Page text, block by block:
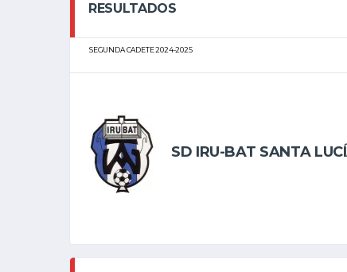
RESULTADOS
SEGUNDA CADETE 2024-2025
SD IRU-BAT SANTA